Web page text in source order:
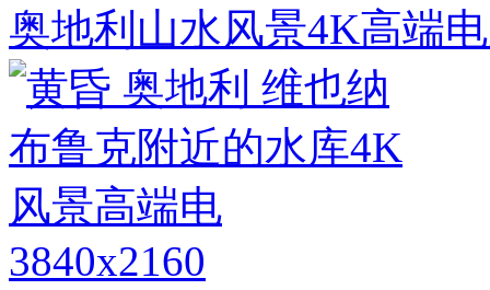
奥地利山水风景4K高端
3840x2160